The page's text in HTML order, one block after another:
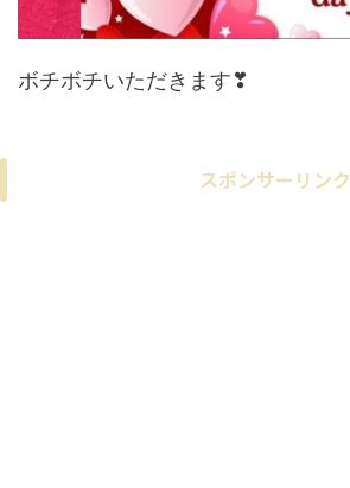
ボチボチいただきます❣
スポンサーリンク